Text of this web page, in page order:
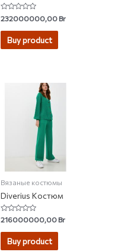
Rated
0
out
232000000,00Br
Buy product
Вязаные костюмы
Diverius Костюм
Rated
0
out
216000000,00Br
Buy product